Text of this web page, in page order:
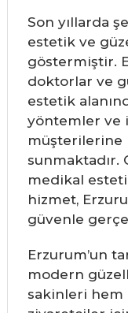
Son yıllarda
estetik ve
göstermiştir.
doktorlar ve
estetik
yöntemler ve
müşterilerine
sunmaktadır.
medikal
hizmet,
güvenle
Erzurum’un
modern
sakinleri hem